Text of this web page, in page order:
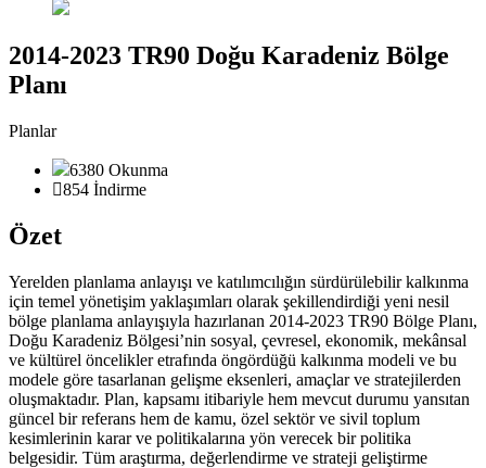
2014-2023 TR90 Doğu Karadeniz Bölge
Planı
Planlar
6380 Okunma
854 İndirme
Özet
Yerelden planlama anlayışı ve katılımcılığın sürdürülebilir kalkınma
için temel yönetişim yaklaşımları olarak şekillendirdiği yeni nesil
bölge planlama anlayışıyla hazırlanan 2014-2023 TR90 Bölge Planı,
Doğu Karadeniz Bölgesi’nin sosyal, çevresel, ekonomik, mekânsal
ve kültürel öncelikler etrafında öngördüğü kalkınma modeli ve bu
modele göre tasarlanan gelişme eksenleri, amaçlar ve stratejilerden
oluşmaktadır. Plan, kapsamı itibariyle hem mevcut durumu yansıtan
güncel bir referans hem de kamu, özel sektör ve sivil toplum
kesimlerinin karar ve politikalarına yön verecek bir politika
belgesidir. Tüm araştırma, değerlendirme ve strateji geliştirme